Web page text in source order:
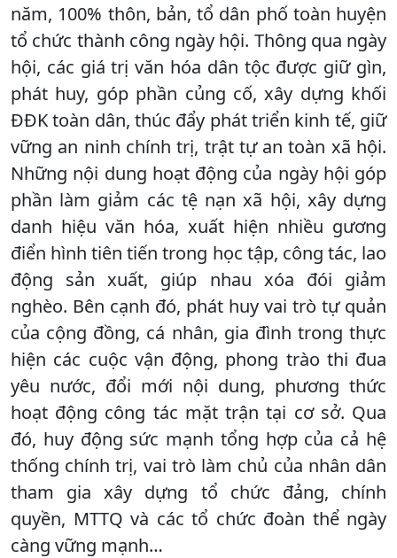
năm, 100% thôn, bản, tổ dân phố toàn huyện
tổ chức thành công ngày hội. Thông qua ngày
hội, các giá trị văn hóa dân tộc được giữ gìn,
phát huy, góp phần củng cố, xây dựng khối
ĐĐK toàn dân, thúc đẩy phát triển kinh tế, giữ
vững an ninh chính trị, trật tự an toàn xã hội.
Những nội dung hoạt động của ngày hội góp
phần làm giảm các tệ nạn xã hội, xây dựng
danh hiệu văn hóa, xuất hiện nhiều gương
điển hình tiên tiến trong học tập, công tác, lao
động sản xuất, giúp nhau xóa đói giảm
nghèo. Bên cạnh đó, phát huy vai trò tự quản
của cộng đồng, cá nhân, gia đình trong thực
hiện các cuộc vận động, phong trào thi đua
yêu nước, đổi mới nội dung, phương thức
hoạt động công tác mặt trận tại cơ sở. Qua
đó, huy động sức mạnh tổng hợp của cả hệ
thống chính trị, vai trò làm chủ của nhân dân
tham gia xây dựng tổ chức đảng, chính
quyền, MTTQ và các tổ chức đoàn thể ngày
càng vững mạnh…